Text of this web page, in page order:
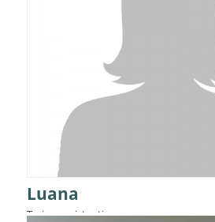
Luana
Trainerassistentin